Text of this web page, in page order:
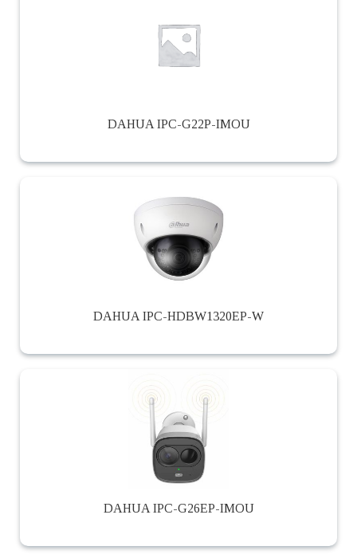
DAHUA IPC-G22P-IMOU
DAHUA IPC-HDBW1320EP-W
DAHUA IPC-G26EP-IMOU